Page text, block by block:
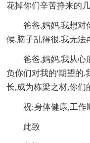
花掉你们辛苦挣来的
爸爸,妈妈,我想对
候,脑子乱得很,我无
爸爸,妈妈,我从心
负你们对我的'期望的.
长,成为栋梁之材,你们
祝:身体健康,工作
此致